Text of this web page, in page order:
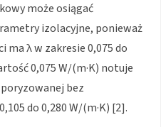
może osiągać
izolacyjne, ponieważ
ma λ w zakresie 0,075 do
0,075 W/(m·K) notuje
bez
do 0,280 W/(m·K) [2].